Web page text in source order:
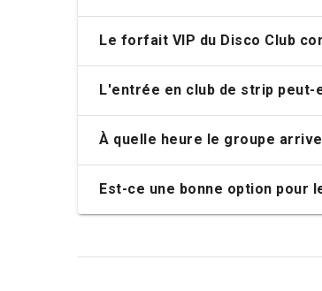
Le forfait VIP du Disco Club
L'entrée en club de strip
À quelle heure le groupe
Est-ce une bonne option pour